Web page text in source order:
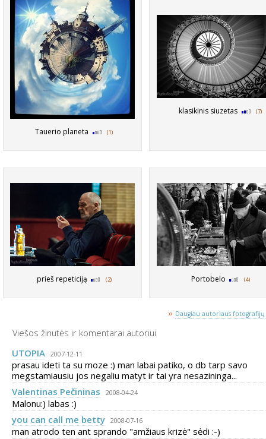
Tauerio planeta (1)
klasikinis siuzetas (7)
prieš repeticiją (2) Portobelo (4)
» Daugiau autoriaus fotografijų
Viešos žinutės ir komentarai autoriui
UTOPIA 2007-12-11
prasau ideti ta su moze :) man labai patiko, o db tarp savo
megstamiausiu jos negaliu matyt ir tai yra nesazininga...
Valentinas Pečininas
2008-04-24
Malonu:) labas :)
you can call me betty 2008-07-16
man atrodo ten ant sprando "amžiaus krizė" sėdi :-)